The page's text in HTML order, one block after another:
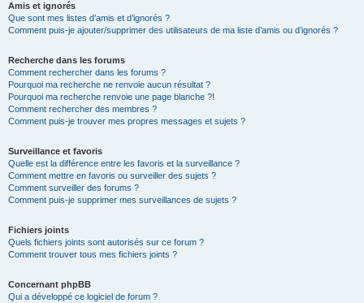
Amis et ignorés
Que sont mes listes d’amis et d’ignorés ?
Comment puis-je ajouter/supprimer des utilisateurs de ma liste d’amis ou d’ignorés ?
Recherche dans les forums
Comment rechercher dans les forums ?
Pourquoi ma recherche ne renvoie aucun résultat ?
Pourquoi ma recherche renvoie une page blanche ?!
Comment rechercher des membres ?
Comment puis-je trouver mes propres messages et sujets ?
Surveillance et favoris
Quelle est la différence entre les favoris et la surveillance ?
Comment mettre en favoris ou surveiller des sujets ?
Comment surveiller des forums ?
Comment puis-je supprimer mes surveillances de sujets ?
Fichiers joints
Quels fichiers joints sont autorisés sur ce forum ?
Comment trouver tous mes fichiers joints ?
Concernant phpBB
Qui a développé ce logiciel de forum ?